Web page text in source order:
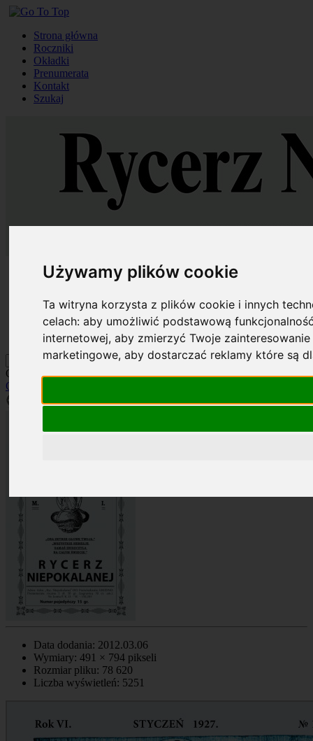
Używamy plików cookie
Ta witryna korzysta z plików cookie i innych
celach:aby umożliwić podstawową
internetowej,aby zmierzyć Twoje
marketingowe,aby dostarczać reklamy które są
Strona główna
Roczniki
Okładki
Prenumerata
Kontakt
Szukaj
Strona główna
Okładki
Prenumerata
Kontakt
Szukaj
Okładka: RN 8/1927
Okładki
Data dodania: 2012.03.06
Wymiary: 491 × 794 pikseli
Rozmiar pliku: 78 620
Liczba wyświetleń: 5251